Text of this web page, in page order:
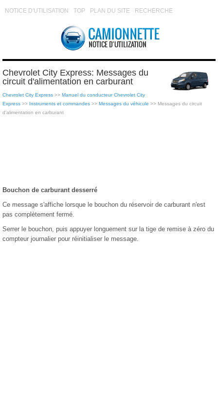
NOTICE D'UTILISATION TOP PLAN DU SITE RECHERCHE
Chevrolet City Express: Messages du
circuit d'alimentation en carburant
Chevrolet City Express >> Manuel du conducteur Chevrolet City
Express >> Instruments et commandes >> Messages du véhicule >> Messages du circuit
d'alimentation en carburant
Bouchon de carburant desserré
Ce message s'affiche lorsque le bouchon du réservoir de carburant n'est
pas complètement fermé.
Serrer le bouchon, puis appuyer longuement sur la tige de remise à zéro du
compteur journalier pour réinitialiser le message.